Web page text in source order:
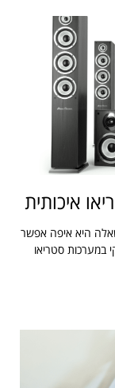
איכותית
היא איפה אפשר
במערכות סטריאו